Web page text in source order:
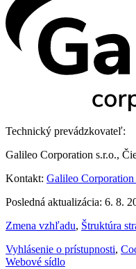
Technický prevádzkovateľ:
Galileo Corporation s.r.o.,
Kontakt: Galileo Corporation
Posledná aktualizácia: 6. 8.
Zmena vzhľadu, Štruktúra
Vyhlásenie o prístupnosti,
Webové sídlo